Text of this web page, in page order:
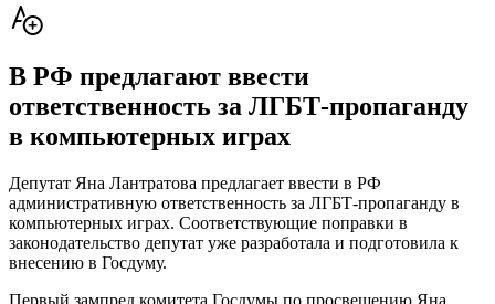
В РФ предлагают ввести
ответственность за ЛГБТ-пропаганду
в компьютерных играх
Депутат Яна Лантратова предлагает ввести в РФ
административную ответственность за ЛГБТ-пропаганду в
компьютерных играх. Соответствующие поправки в
законодательство депутат уже разработала и подготовила к
внесению в Госдуму.
Первый зампред комитета Госдумы по просвещению Яна